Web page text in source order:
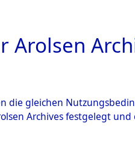
BILD
Arolsen
die gleichen
Archives festgelegt